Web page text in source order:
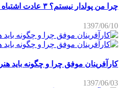
چرا من پولدار نیستم؟ ۳ عادت اشتباه مانع پولدار شدن
1397/06/10
کارآفرینان موفق چرا و چگونه باید
1397/06/03